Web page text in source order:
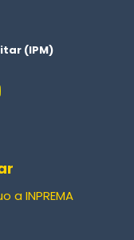
(IPM)
a INPREMA